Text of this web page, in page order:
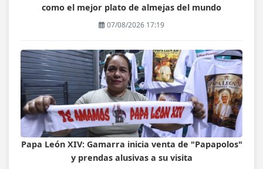
como el mejor plato de almejas del mundo
07/08/2026 17:19
Papa León XIV: Gamarra inicia venta de "Papapolos"
y prendas alusivas a su visita